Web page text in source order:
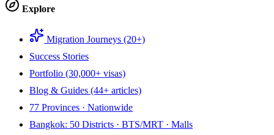
Explore
Migration Journeys (20+)
Success Stories
Portfolio (30,000+ visas)
Blog & Guides (44+ articles)
77 Provinces · Nationwide
Bangkok: 50 Districts · BTS/MRT · Malls